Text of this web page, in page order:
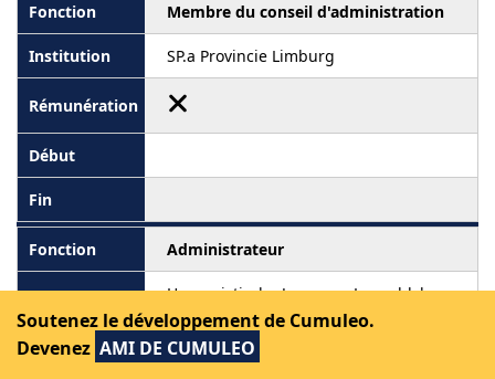
Membre du conseil d'administration
SP.a Provincie Limburg
Administrateur
Humanistische Jongeren Leopoldsburg
vzw
Soutenez le développement de Cumuleo.
Devenez AMI DE CUMULEO